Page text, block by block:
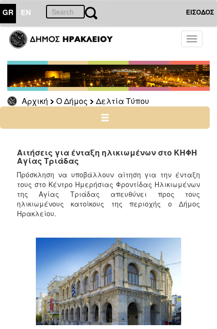
GR EN ΕΙΣΟΔΟΣ
Toggle
Αρχική Ο Δήμος Δελτία Τύπου
ΔΗΜΟΣ
Δελτία
Τύπου
Αρχείο
ΠΟΛΙΤΙΣΜΟΣ
ΑΝΘΕΚΤΙΚΗ
ΠΟΛΗ
Αιτήσεις για ένταξη ηλικιωμένων στο ΚΗΦΗ
Αγίας Τριάδας
Πρόσκληση να υποβάλλουν αίτηση για την ένταξη
τους στο Κέντρο Ημερήσιας Φροντίδας Ηλικιωμένων
της Αγίας Τριάδας απευθύνει προς τους
ηλικιωμένους κατοίκους της περιοχής ο Δήμος
Ηρακλείου.